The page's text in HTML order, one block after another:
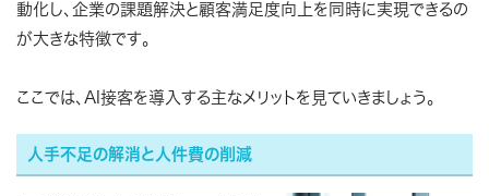
動化し、企業の課題解決と顧客満足度向上を同時に実現できるの
が大きな特徴です。
ここでは、AI接客を導入する主なメリットを見ていきましょう。
人手不足の解消と人件費の削減